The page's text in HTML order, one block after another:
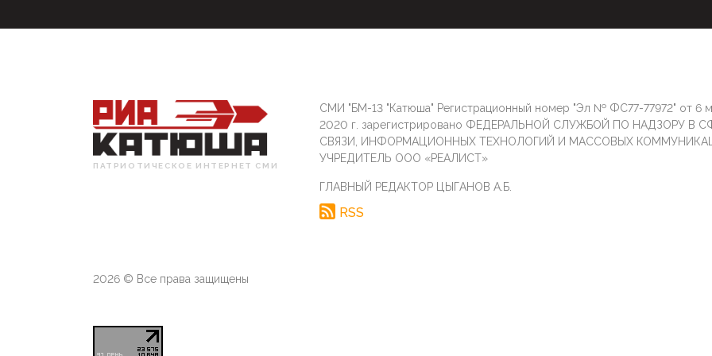
ПАТРИОТИЧЕСКОЕ ИНТЕРНЕТ СМИ
СМИ "БМ-13 "Катюша" Регистрационный номер "Эл № ФС77-77972" от 6
2020 г. зарегистрировано ФЕДЕРАЛЬНОЙ СЛУЖБОЙ ПО НАДЗОРУ В
СВЯЗИ, ИНФОРМАЦИОННЫХ ТЕХНОЛОГИЙ И МАССОВЫХ
УЧРЕДИТЕЛЬ ООО «РЕАЛИСТ»
ГЛАВНЫЙ РЕДАКТОР ЦЫГАНОВ А.Б.
RSS
2026 © Все права защищены